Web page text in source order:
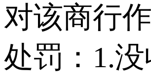
对该商行
处罚：1.